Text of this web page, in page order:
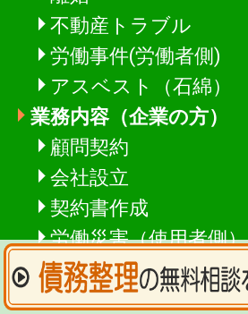
不動産トラブル
労働事件(労働者側)
アスベスト（石綿）
業務内容（企業の方）
顧問契約
会社設立
契約書作成
労働災害（使用者側）
労働問題（使用者側）
削除請求